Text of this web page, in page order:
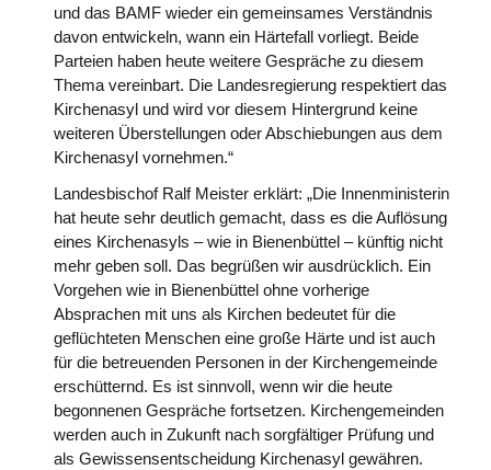
und das BAMF wieder ein gemeinsames Verständnis
davon entwickeln, wann ein Härtefall vorliegt. Beide
Parteien haben heute weitere Gespräche zu diesem
Thema vereinbart. Die Landesregierung respektiert das
Kirchenasyl und wird vor diesem Hintergrund keine
weiteren Überstellungen oder Abschiebungen aus dem
Kirchenasyl vornehmen.“
Landesbischof Ralf Meister erklärt: „Die Innenministerin
hat heute sehr deutlich gemacht, dass es die Auflösung
eines Kirchenasyls – wie in Bienenbüttel – künftig nicht
mehr geben soll. Das begrüßen wir ausdrücklich. Ein
Vorgehen wie in Bienenbüttel ohne vorherige
Absprachen mit uns als Kirchen bedeutet für die
geflüchteten Menschen eine große Härte und ist auch
für die betreuenden Personen in der Kirchengemeinde
erschütternd. Es ist sinnvoll, wenn wir die heute
begonnenen Gespräche fortsetzen. Kirchengemeinden
werden auch in Zukunft nach sorgfältiger Prüfung und
als Gewissensentscheidung Kirchenasyl gewähren.